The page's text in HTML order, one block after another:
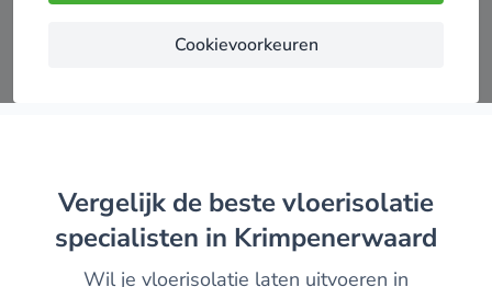
Cookievoorkeuren
Vergelijk offertes
Vergelijk de beste vloerisolatie
specialisten in Krimpenerwaard
Wil je vloerisolatie laten uitvoeren in